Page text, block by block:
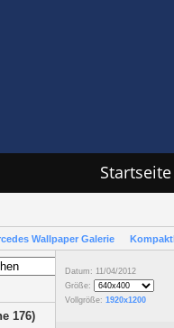
Startseite
Wallpaper Galerie
176)
Datum: 11/04/2012
Größe:
Vollgröße: 1920x1200